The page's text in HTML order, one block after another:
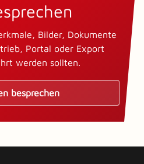
Bilder, Dokumente
Portal oder Export
werden sollten.
besprechen